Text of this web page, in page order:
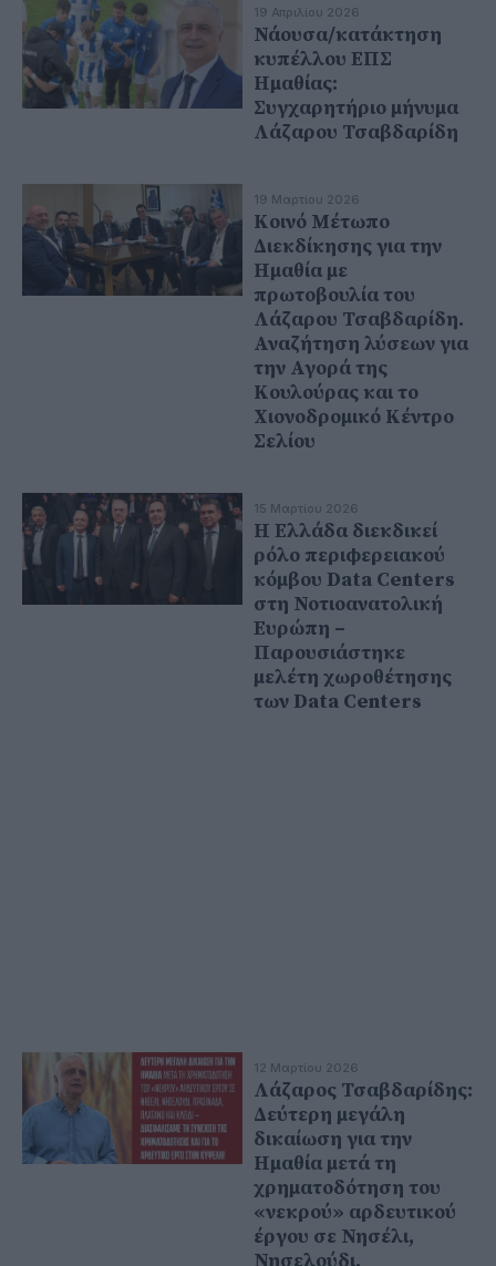
19 Απριλίου 2026
Νάουσα/κατάκτηση
κυπέλλου ΕΠΣ
Ημαθίας:
Συγχαρητήριο μήνυμα
Λάζαρου Τσαβδαρίδη
19 Μαρτίου 2026
Κοινό Μέτωπο
Διεκδίκησης για την
Ημαθία με
πρωτοβουλία του
Λάζαρου Τσαβδαρίδη.
Αναζήτηση λύσεων για
την Αγορά της
Κουλούρας και το
Χιονοδρομικό Κέντρο
Σελίου
15 Μαρτίου 2026
Η Ελλάδα διεκδικεί
ρόλο περιφερειακού
κόμβου Data Centers
στη Νοτιοανατολική
Ευρώπη –
Παρουσιάστηκε
μελέτη χωροθέτησης
των Data Centers
12 Μαρτίου 2026
Λάζαρος Τσαβδαρίδης:
Δεύτερη μεγάλη
δικαίωση για την
Ημαθία μετά τη
χρηματοδότηση του
«νεκρού» αρδευτικού
έργου σε Νησέλι,